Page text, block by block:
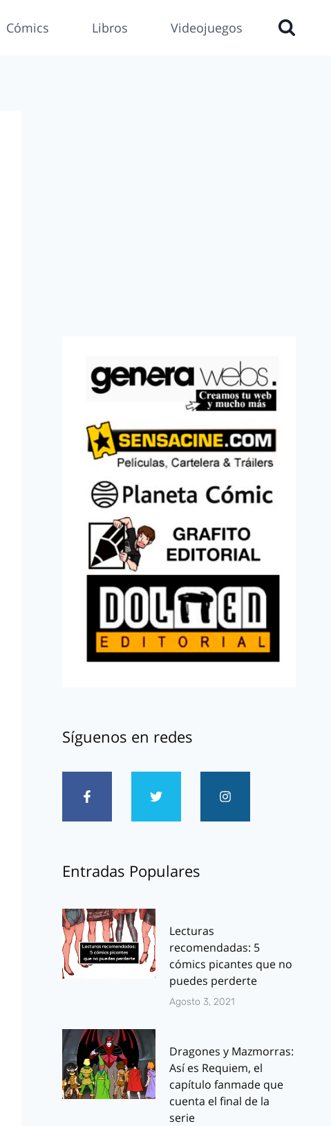
Cómics Libros Videojuegos
Síguenos en redes
Entradas Populares
Lecturas
recomendadas: 5
cómics picantes que no
puedes perderte
Agosto 3, 2021
Dragones y Mazmorras:
Así es Requiem, el
capítulo fanmade que
cuenta el final de la
serie